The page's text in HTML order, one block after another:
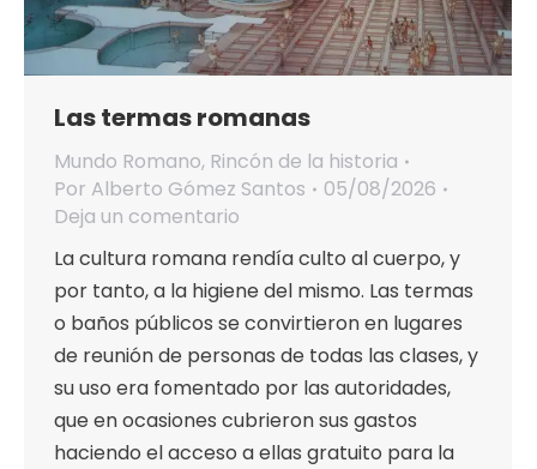
Las termas romanas
Mundo Romano, Rincón de la historia
Por Alberto Gómez Santos
05/08/2026
Deja un comentario
La cultura romana rendía culto al cuerpo, y
por tanto, a la higiene del mismo. Las termas
o baños públicos se convirtieron en lugares
de reunión de personas de todas las clases, y
su uso era fomentado por las autoridades,
que en ocasiones cubrieron sus gastos
haciendo el acceso a ellas gratuito para la